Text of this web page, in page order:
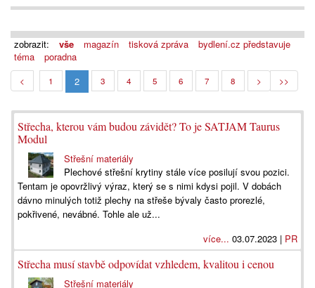
zobrazit: vše magazín tisková zpráva
bydlení.cz představuje
téma
poradna
< 1 2 3 4 5 6 7 8 > >>
Střecha, kterou vám budou závidět? To je SATJAM Taurus
Modul
Střešní materiály
Plechové střešní krytiny stále více posilují svou pozici.
Tentam je opovržlivý výraz, který se s nimi kdysi pojil. V dobách
dávno minulých totiž plechy na střeše bývaly často prorezlé,
pokřivené, nevábné. Tohle ale už...
více... 03.07.2023 | PR
Střecha musí stavbě odpovídat vzhledem, kvalitou i cenou
Střešní materiály